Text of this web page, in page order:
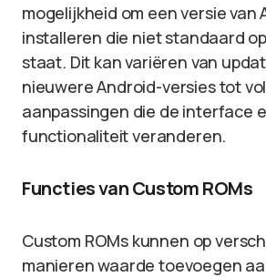
mogelijkheid om een versie van
installeren die niet standaard
staat. Dit kan variëren van
nieuwere Android-versies tot
aanpassingen die de interface
functionaliteit veranderen.
Functies van Custom ROMs
Custom ROMs kunnen op
manieren waarde toevoegen